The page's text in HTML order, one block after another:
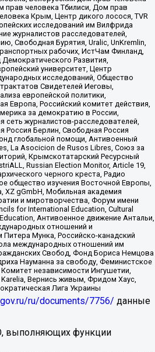
прав человека Тбилиси, Дом прав
Крым, Центр дикого лосося, TVR
исследований им Вилфрида
журналистов расследователей,
Свободная Бурятия, Uralic, UnKremlin,
рабочих, ИстЧам Финланд,
Развития,
университет, Центр
исследований, Общество
Свидетелей Иеговы,
европейской политики,
Европа, Российский комитет действия,
за демократию в России,
сеть журналистов-расследователей,
Россия Берлин, Свободная Россия
глобальной помощи, Антивоенный
La Asocicion de Rusos Libres, Союз за
Крымскотатарский Ресурсный
Russian Election Monitor, Article 19,
черного креста, Радио
общество изучения Восточной Европы,
gGmbH, Мобильная академия
и миротворчества, Форум имени
for International Education, Cultural
Антивоенное движение Антальи,
отношений и
Питера Мунка, Российско-канадский
международных отношений им
Свобод, Фонд Бориса Немцова
Науманна за свободу, Феминистское
независимости Ингушетии,
Вернись живым, Фридом Хаус,
Лига Украины
ru/documents/7756/ данные
выполняющих функции